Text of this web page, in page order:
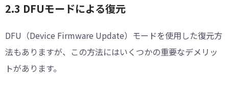
2.3 DFUモードによる復元
DFU（Device Firmware Update）モードを使用した復元方
法もありますが、この方法にはいくつかの重要なデメリッ
トがあります。